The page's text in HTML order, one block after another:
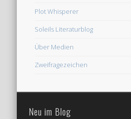
Plot Whisperer
Soleils Literaturblog
Über Medien
Zweifragezeichen
Neu im Blog